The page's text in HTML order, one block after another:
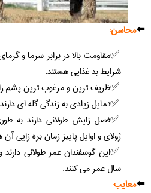
⬅️محاسن:
مقاومت بالا در برابر سرما و
شرایط بد غذایی هستند.
ظریف ترین و مرغوب ترین پشم را
تمایل زیادی به زندگی گله ای
فصل زایش طولانی دارند به
ژولای و اوایل پاییز زمان بره زایی
سال عمر می کنند.
⬅️معایب: